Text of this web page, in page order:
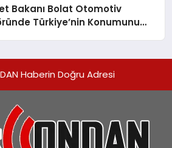
Bakanı Bolat Otomotiv
Türkiye’nin Konumunu
Haberin Doğru Adresi